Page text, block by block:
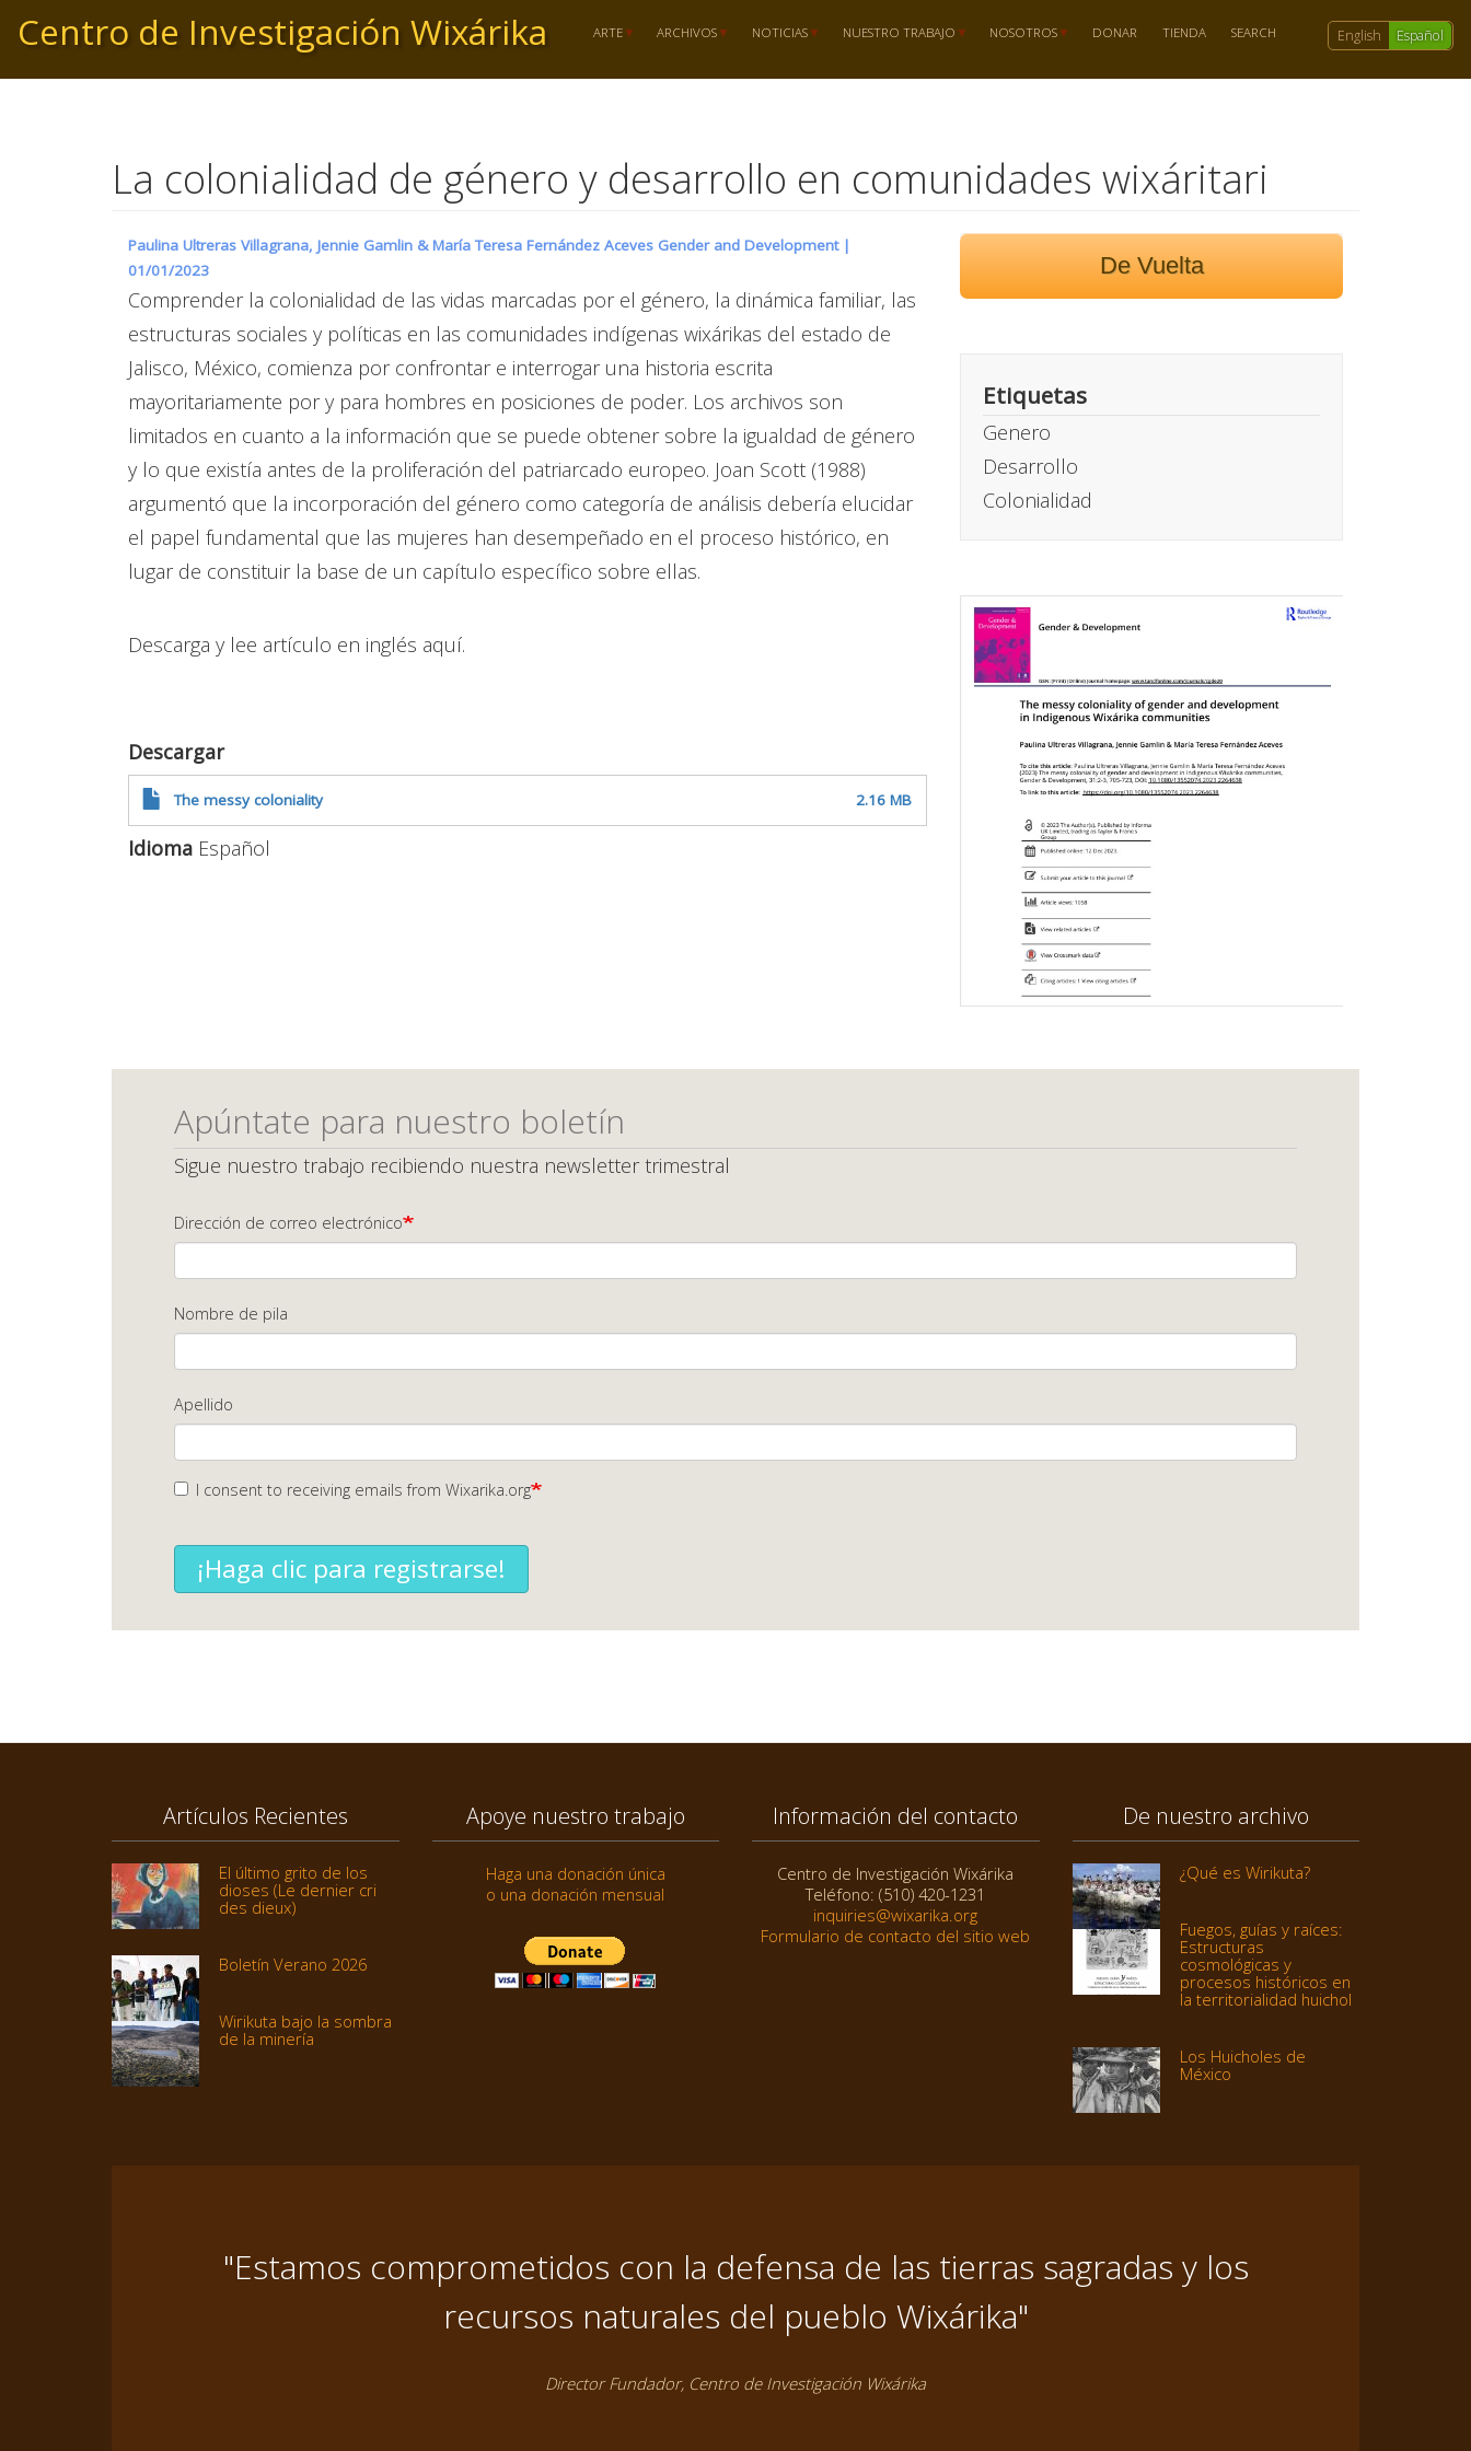
contenido
principal
Centro de Investigación Wixárika ARTE ARCHIVOS NOTICIAS NUESTRO TRABAJO NOSOTROS DONAR TIENDA SEARCH English Español
La colonialidad de género y desarrollo en comunidades wixáritari
Paulina Ultreras Villagrana, Jennie Gamlin & María Teresa Fernández Aceves Gender and Development |
01/01/2023
Comprender la colonialidad de las vidas marcadas por el género, la dinámica familiar, las
estructuras sociales y políticas en las comunidades indígenas wixárikas del estado de
Jalisco, México, comienza por confrontar e interrogar una historia escrita
mayoritariamente por y para hombres en posiciones de poder. Los archivos son
limitados en cuanto a la información que se puede obtener sobre la igualdad de género
y lo que existía antes de la proliferación del patriarcado europeo. Joan Scott (1988)
argumentó que la incorporación del género como categoría de análisis debería elucidar
el papel fundamental que las mujeres han desempeñado en el proceso histórico, en
lugar de constituir la base de un capítulo específico sobre ellas.
Descarga y lee artículo en inglés aquí.
Descargar
The messy coloniality 2.16 MB
Idioma Español
De Vuelta
Etiquetas
Genero
Desarrollo
Colonialidad
Apúntate para nuestro boletín
Sigue nuestro trabajo recibiendo nuestra newsletter trimestral
Dirección de correo electrónico
Nombre de pila
Apellido
I consent to receiving emails from Wixarika.org
¡Haga clic para registrarse!
Artículos Recientes
El último grito de los
dioses (Le dernier cri
des dieux)
Boletín Verano 2026
Wirikuta bajo la sombra
de la minería
Apoye nuestro trabajo
Haga una donación única
o una donación mensual
Información del contacto
Centro de Investigación Wixárika
Teléfono: (510) 420-1231
inquiries@wixarika.org
Formulario de contacto del sitio web
De nuestro archivo
¿Qué es Wirikuta?
Fuegos, guías y raíces:
Estructuras
cosmológicas y
procesos históricos en
la territorialidad huichol
Los Huicholes de
México
"Estamos comprometidos con la defensa de las tierras sagradas y los
recursos naturales del pueblo Wixárika"
Director Fundador, Centro de Investigación Wixárika